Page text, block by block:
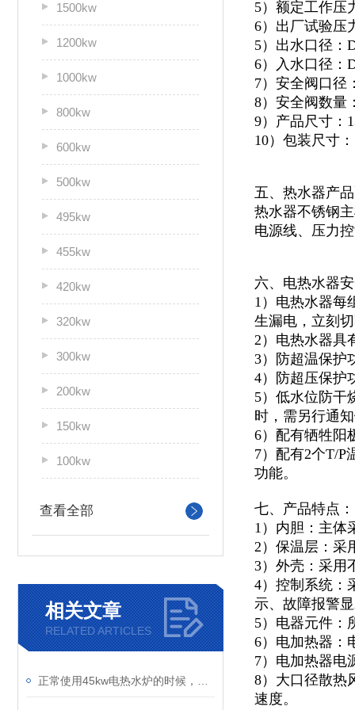
1500kw
1200kw
1000kw
800kw
600kw
500kw
495kw
455kw
420kw
320kw
300kw
200kw
150kw
100kw
查看全部
相关文章
RELATED ARTICLES
5）额定工作压
6）出厂试验压
5）出水口径：
6）入水口径：
7）安全阀口径
8）安全阀数量
9）产品尺寸：
10）包装尺寸
五、热水器产
热水器不锈钢
电源线、压力
六、电热水器
1）电热水器每
生漏电，立刻
2）电热水器具
3）防超温保护
4）防超压保护
5）低水位防干
时，需另行通
6）配有牺牲阳
7）配有2个T/P
功能。
七、产品特点：
1）内胆：主体
2）保温层：采
3）外壳：采用
4）控制系统：
示、故障报警
5）电器元件：
6）电加热器：
7）电加热器电
8）大口径散热
速度。